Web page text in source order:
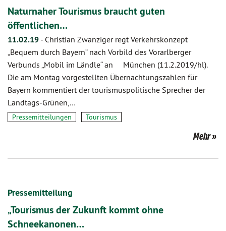
Naturnaher Tourismus braucht guten
öffentlichen…
11.02.19 - Christian Zwanziger regt Verkehrskonzept
„Bequem durch Bayern“ nach Vorbild des Vorarlberger
Verbunds „Mobil im Ländle“ an München (11.2.2019/hl).
Die am Montag vorgestellten Übernachtungszahlen für
Bayern kommentiert der tourismuspolitische Sprecher der
Landtags-Grünen,…
Pressemitteilungen Tourismus
Mehr
Pressemitteilung
„Tourismus der Zukunft kommt ohne
Schneekanonen…